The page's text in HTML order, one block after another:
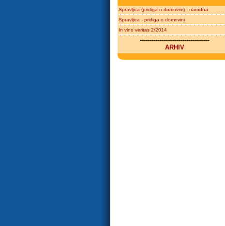
Spravljica (pridiga o domovini) - narodna
Spravljica - pridiga o domovini
In vino veritas 2/2014
------------------------------------
ARHIV